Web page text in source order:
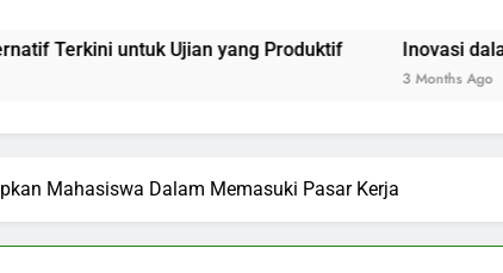
Ujian yang Produktif Inovasi dalam
Mahasiswa Dalam Memasuki Pasar Kerja